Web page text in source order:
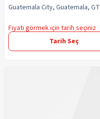
Guatemala City, Guatemala, GT
Fiyatı görmek için tarih seçiniz
Tarih Seç